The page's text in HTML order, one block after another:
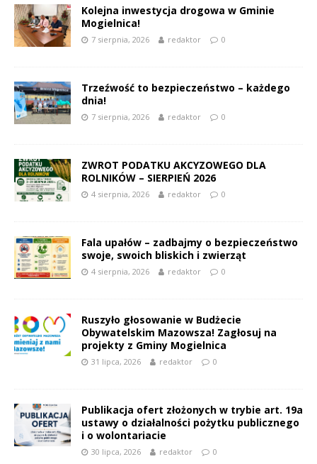
Kolejna inwestycja drogowa w Gminie
Mogielnica!
7 sierpnia, 2026 redaktor 0
Trzeźwość to bezpieczeństwo – każdego
dnia!
7 sierpnia, 2026 redaktor 0
ZWROT PODATKU AKCYZOWEGO DLA
ROLNIKÓW – SIERPIEŃ 2026
4 sierpnia, 2026 redaktor 0
Fala upałów – zadbajmy o bezpieczeństwo
swoje, swoich bliskich i zwierząt
4 sierpnia, 2026 redaktor 0
Ruszyło głosowanie w Budżecie
Obywatelskim Mazowsza! Zagłosuj na
projekty z Gminy Mogielnica
31 lipca, 2026 redaktor 0
Publikacja ofert złożonych w trybie art. 19a
ustawy o działalności pożytku publicznego
i o wolontariacie
30 lipca, 2026 redaktor 0